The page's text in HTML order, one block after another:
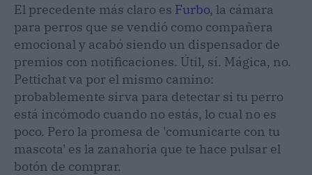
El precedente más claro es Furbo, la cámara
para perros que se vendió como compañera
emocional y acabó siendo un dispensador de
premios con notificaciones. Útil, sí. Mágica, no.
Pettichat va por el mismo camino:
probablemente sirva para detectar si tu perro
está incómodo cuando no estás, lo cual no es
poco. Pero la promesa de 'comunicarte con tu
mascota' es la zanahoria que te hace pulsar el
botón de comprar.